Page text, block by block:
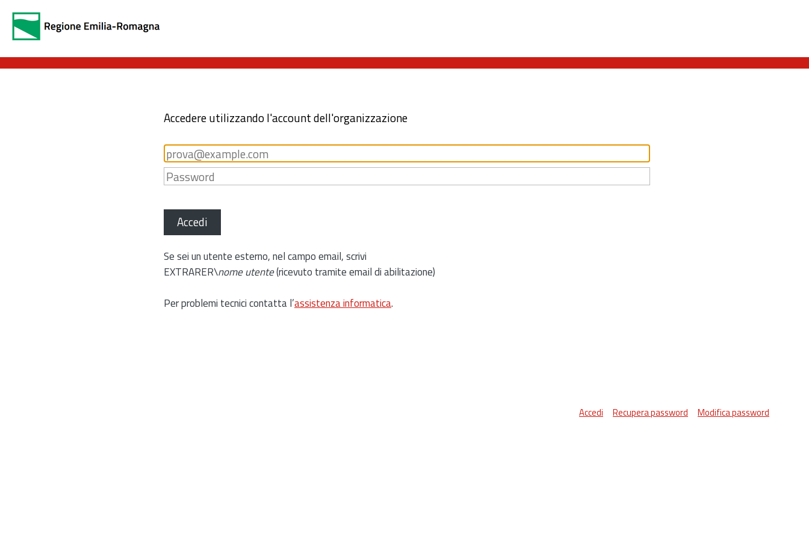
Accedere utilizzando l'account dell'organizzazione
Accedi
Se sei un utente esterno, nel campo email, scrivi
EXTRARER\nome utente(ricevuto tramite email di abilitazione)
Per problemi tecnici contatta l’assistenza informatica.
Accedi Recupera password Modifica password